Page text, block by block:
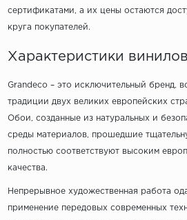
сертификатами, а их цены остаются
круга покупателей.
Характеристики
Grandeco – это исключительный бренд,
традиции двух великих европейских
Обои, созданные из натуральных и
среды материалов, прошедшие
полностью соответствуют высоким
качества.
Непрерывное художественная работа
применение передовых современных